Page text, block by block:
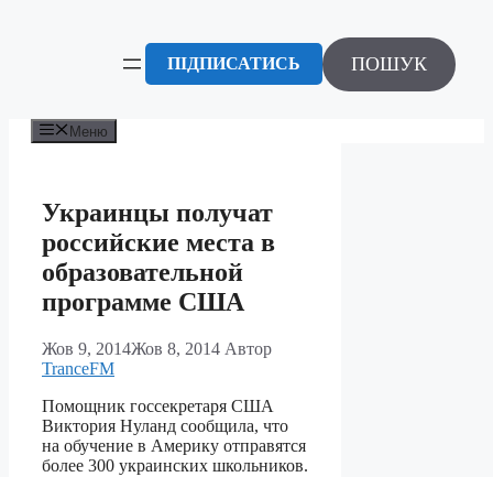
ПІДПИСАТИСЬ ПОШУК
Меню
Украинцы получат
российские места в
образовательной
программе США
Жов 9, 2014Жов 8, 2014 Автор
TranceFM
Помощник госсекретаря США
Виктория Нуланд сообщила, что
на обучение в Америку отправятся
более 300 украинских школьников.